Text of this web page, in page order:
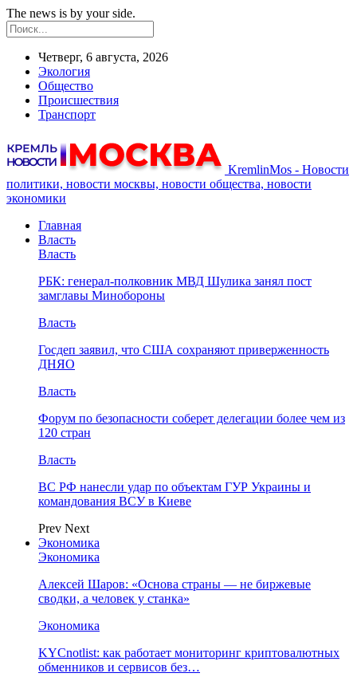
The news is by your side.
Четверг, 6 августа, 2026
Экология
Общество
Происшествия
Транспорт
KremlinMos - Новости
политики, новости москвы, новости общества, новости
экономики
Главная
Власть
Власть
РБК: генерал-полковник МВД Шулика занял пост
замглавы Минобороны
Власть
Госдеп заявил, что США сохраняют приверженность
ДНЯО
Власть
Форум по безопасности соберет делегации более чем из
120 стран
Власть
ВС РФ нанесли удар по объектам ГУР Украины и
командования ВСУ в Киеве
Prev Next
Экономика
Экономика
Алексей Шаров: «Основа страны — не биржевые
сводки, а человек у станка»
Экономика
KYCnotlist: как работает мониторинг криптовалютных
обменников и сервисов без…